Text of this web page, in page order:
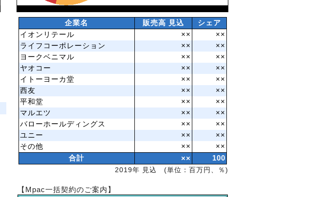
企業名 販売高 見込
シェア
イオンリテール
××
××
ライフコーポレーション
××
××
ヨークベニマル
××
××
ヤオコー
××
××
イトーヨーカ堂
××
××
西友
××
××
平和堂
××
××
マルエツ
××
××
バローホールディングス
××
××
ユニー
××
××
その他
××
××
合計
××
100
2019年 見込 (単位：百万円、％)
【Mpac一括契約のご案内】